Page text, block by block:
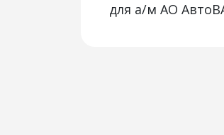
для а/м АО